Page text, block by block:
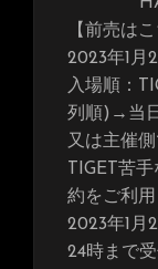
【前売は
2023年1月
入場順：
列順)→当
又は主催側
TIGET苦
約をご利用
2023年1月
24時まで受